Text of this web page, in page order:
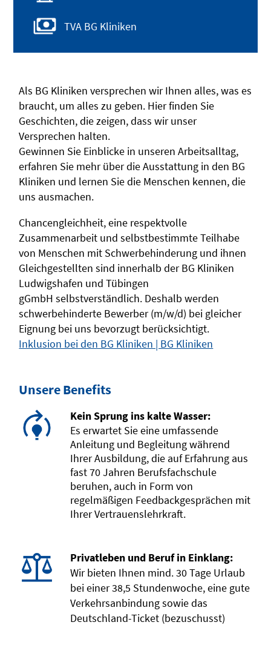
TVA BG Kliniken
Als BG Kliniken versprechen wir Ihnen alles, was es
braucht, um alles zu geben. Hier finden Sie
Geschichten, die zeigen, dass wir unser
Versprechen halten.
Gewinnen Sie Einblicke in unseren Arbeitsalltag,
erfahren Sie mehr über die Ausstattung in den BG
Kliniken und lernen Sie die Menschen kennen, die
uns ausmachen.
Chancengleichheit, eine respektvolle
Zusammenarbeit und selbstbestimmte Teilhabe
von Menschen mit Schwerbehinderung und ihnen
Gleichgestellten sind innerhalb der BG Kliniken
Ludwigshafen und Tübingen
gGmbH selbstverständlich. Deshalb werden
schwerbehinderte Bewerber (m/w/d) bei gleicher
Eignung bei uns bevorzugt berücksichtigt.
Inklusion bei den BG Kliniken | BG Kliniken
Unsere Benefits
Kein Sprung ins kalte Wasser:
Es erwartet Sie eine umfassende
Anleitung und Begleitung während
Ihrer Ausbildung, die auf Erfahrung aus
fast 70 Jahren Berufsfachschule
beruhen, auch in Form von
regelmäßigen Feedbackgesprächen mit
Ihrer Vertrauenslehrkraft.
Privatleben und Beruf in Einklang:
Wir bieten Ihnen mind. 30 Tage Urlaub
bei einer 38,5 Stundenwoche, eine gute
Verkehrsanbindung sowie das
Deutschland-Ticket (bezuschusst)